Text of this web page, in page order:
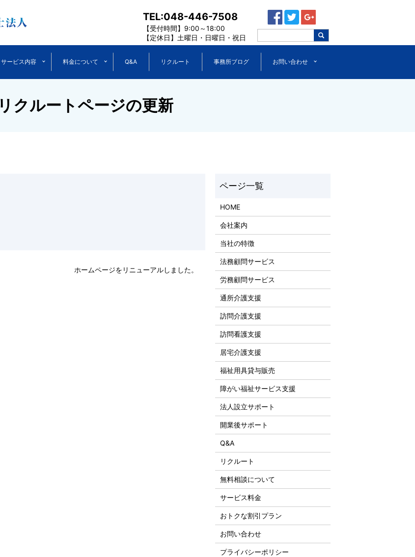
サービス内容 料金について Q&A リクルート 事務所ブログ お問い合わせ
TEL:048-446-7508
【受付時間】9:00～18:00
【定休日】土曜日・日曜日・祝日
リクルートページの更新
ホームページをリニューアルしました。
HOME
会社案内
当社の特徴
法務顧問サービス
労務顧問サービス
通所介護支援
訪問介護支援
訪問看護支援
居宅介護支援
福祉用具貸与販売
障がい福祉サービス支援
法人設立サポート
開業後サポート
Q&A
リクルート
無料相談について
サービス料金
おトクな割引プラン
お問い合わせ
プライバシーポリシー